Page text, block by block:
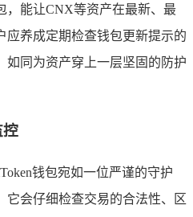
，能让CNX等资产在最新、最
应养成定期检查钱包更新提示的
如同为资产穿上一层坚固的防护
控
钱包宛如一位严谨的守护
它会仔细检查交易的合法性、区